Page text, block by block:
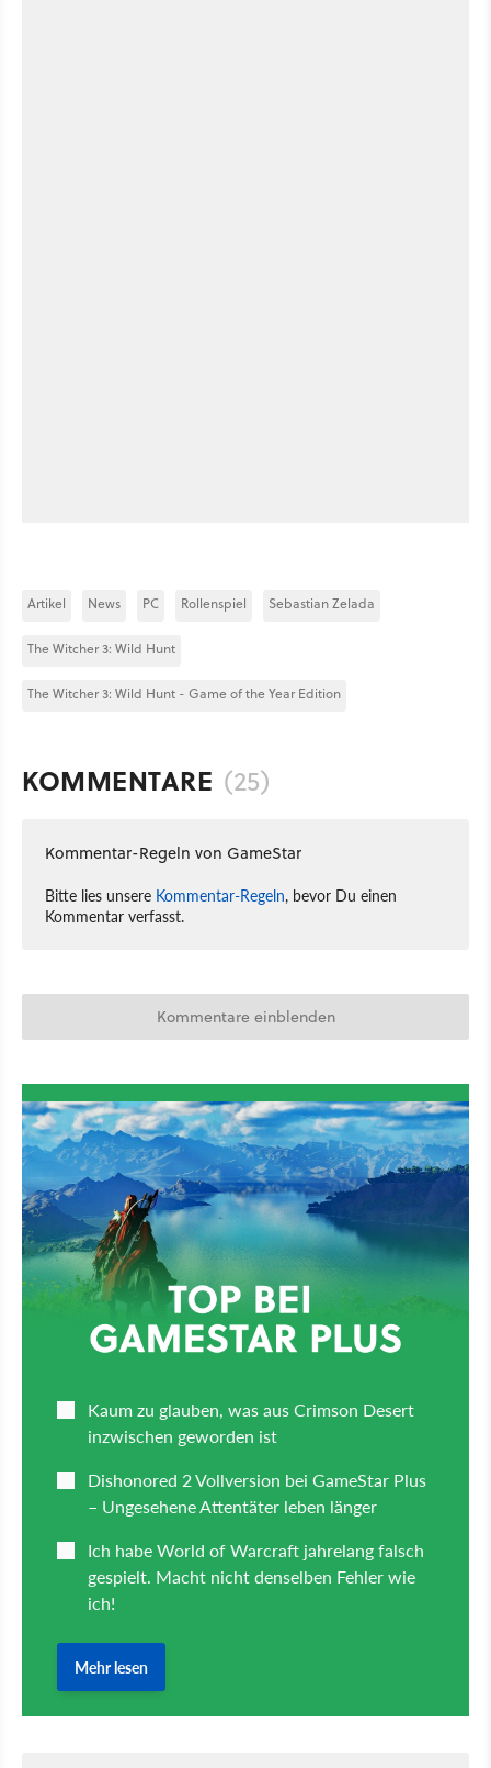
Artikel News PC Rollenspiel Sebastian Zelada
The Witcher 3: Wild Hunt
The Witcher 3: Wild Hunt - Game of the Year Edition
KOMMENTARE (25)
Kommentar-Regeln von GameStar
Bitte lies unsere Kommentar-Regeln, bevor Du einen
Kommentar verfasst.
Kommentare einblenden